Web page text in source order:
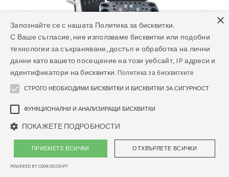
×
Запознайте се с нашата Политика за бисквитки.
С Ваше съгласие, ние използваме бисквитки или подобни
технологии за съхраняване, достъп и обработка на лични
данни като вашето посещение на този уебсайт, IP адреси и
идентификатори на бисквитки. Политика за бисквитките
СТРОГО НЕОБХОДИМИ БИСКВИТКИ И БИСКВИТКИ ЗА СИГУРНОСТ
ФУНКЦИОНАЛНИ И АНАЛИЗИРАЩИ БИСКВИТКИ
ПОКАЖЕТЕ ПОДРОБНОСТИ
ПРИЕМЕТЕ ВСИЧКИ ОТХВЪРЛЕТЕ ВСИЧКИ
POWERED BY COOKIESCRIPT